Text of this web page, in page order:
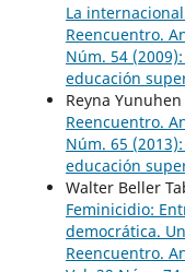
La
Reencuentro.
Núm. 54
educación
Reyna
Reencuentro.
Núm. 65
educación
Walter Beller
Feminicidio:
democrática.
Reencuentro.